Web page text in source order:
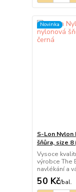
Novinka
S-Lon Nylon
šňůra, size 8
Vysoce
výrobce The
navlékání a
50 Kč/bal.